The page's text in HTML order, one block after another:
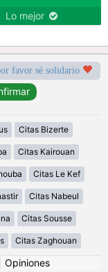
Lo mejor
favor sé solidario
Citas Bizerte
Citas Kairouan
Citas Le Kef
Citas Nabeul
Citas Sousse
Citas Zaghouan
Opiniones